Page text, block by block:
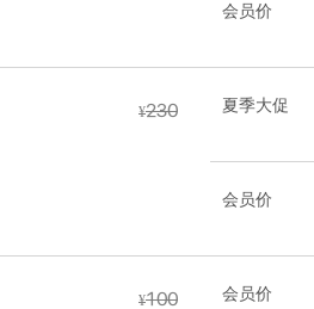
会员价
¥ 夏季大促
会员价
¥ 会员价